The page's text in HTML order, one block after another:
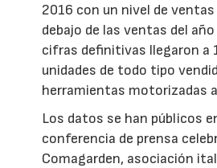
2016 con un nivel de
debajo de las ventas del
cifras definitivas llegaron a
unidades de todo tipo
herramientas motorizadas
Los datos se han públicos
conferencia de prensa
Comagarden, asociación